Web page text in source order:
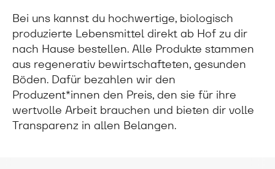
Bei uns kannst du hochwertige, biologisch
produzierte Lebensmittel direkt ab Hof zu dir
nach Hause bestellen. Alle Produkte stammen
aus regenerativ bewirtschafteten, gesunden
Böden. Dafür bezahlen wir den
Produzent*innen den Preis, den sie für ihre
wertvolle Arbeit brauchen und bieten dir volle
Transparenz in allen Belangen.